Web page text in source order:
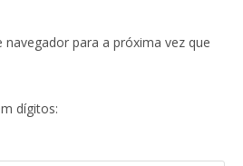
navegador para a próxima vez que
dígitos: